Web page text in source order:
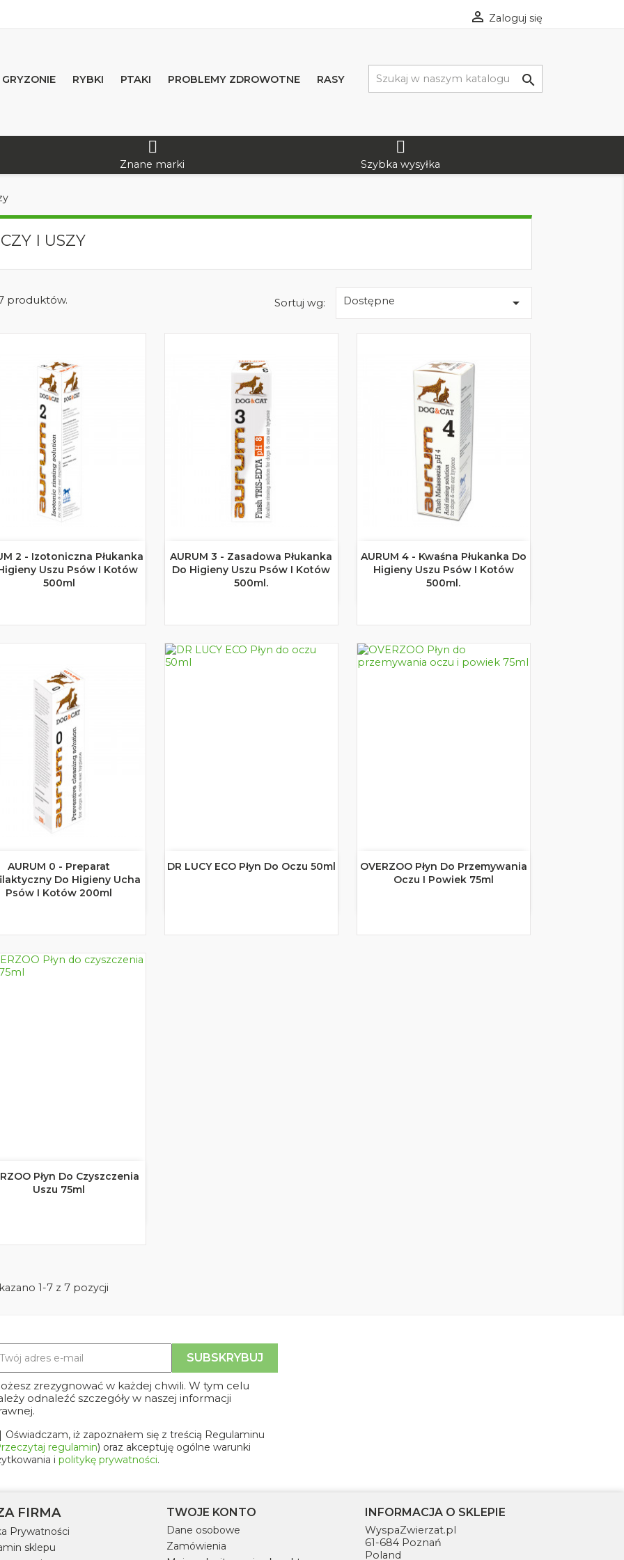
 Zaloguj się
GRYZONIE RYBKI PTAKI PROBLEMY ZDROWOTNE RASY 
Znane marki Szybka wysyłka
I USZY
produktów. Sortuj wg: Dostępne 
2 - Izotoniczna Płukanka
Uszu Psów I Kotów
500ml
 Szybki podgląd
AURUM 3 - Zasadowa Płukanka
Do Higieny Uszu Psów I Kotów
500ml.
Szybki podgląd
AURUM 4 - Kwaśna Płukanka Do
Higieny Uszu Psów I Kotów
500ml.
Szybki podgląd
AURUM 0 - Preparat
Do Higieny Ucha
Psów I Kotów 200ml
Szybki podgląd DR LUCY ECO Płyn Do Oczu 50ml
 Szybki podgląd
OVERZOO Płyn Do Przemywania
Oczu I Powiek 75ml
Szybki podgląd
Płyn Do Czyszczenia
Uszu 75ml
Szybki podgląd
1-7 z 7 pozycji
zrezygnować w każdej chwili. W tym celu
odnaleźć szczegóły w naszej informacji
Oświadczam, iż zapoznałem się z treścią Regulaminu
regulamin) oraz akceptuję ogólne warunki
i politykę prywatności.
FIRMA
Prywatności
sklepu
TWOJE KONTO
Dane osobowe
Zamówienia
INFORMACJA O SKLEPIE
WyspaZwierzat.pl
61-684 Poznań
Poland